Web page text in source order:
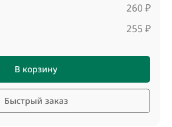
260 ₽
255 ₽
В корзину
Быстрый заказ